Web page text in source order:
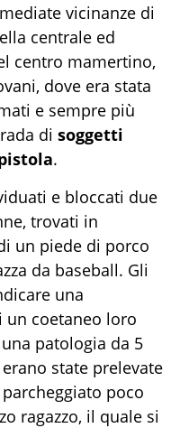
vicinanze di
centrale ed
centro mamertino,
dove era stata
e sempre più
di soggetti
.
e bloccati due
trovati in
un piede di porco
da baseball. Gli
una
un coetaneo loro
patologia da 5
state prelevate
poco
ragazzo, il quale si